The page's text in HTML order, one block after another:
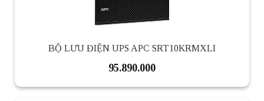
BỘ LƯU ĐIỆN UPS APC SRT10KRMXLI
95.890.000